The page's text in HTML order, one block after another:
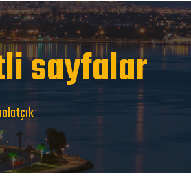
sayfalar